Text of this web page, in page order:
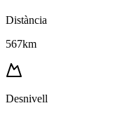
Distància
567km
Desnivell